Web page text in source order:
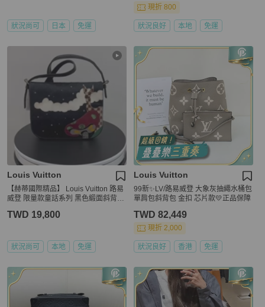
狀況尚可 日本 免運
現折 800
狀況良好 本地 免運
Louis Vuitton
【赫蒂國際精品】 Louis Vuitton 路易
威登 限量款童話系列 黑色緞面斜背包
TWD 19,800
狀況尚可 本地 免運
Louis Vuitton
99新✨LV/路易威登 大象灰抽繩水桶包
單肩包斜背包 金扣 芯片款💛正品保障
TWD 82,449
現折 2,000
狀況良好 香港 免運